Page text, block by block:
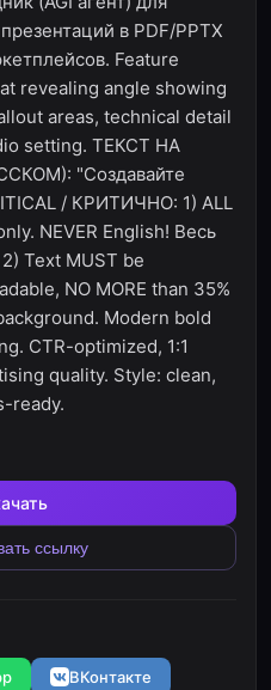
в PDF/PPTX
Feature
revealing angle showing
areas, technical detail
setting. ТЕКСТ НА
"Создавайте
/ КРИТИЧНО: 1) ALL
NEVER English! Весь
Text MUST be
NO MORE than 35%
Modern bold
CTR-optimized, 1:1
quality. Style: clean,
ready.
ссылку
ВКонтакте